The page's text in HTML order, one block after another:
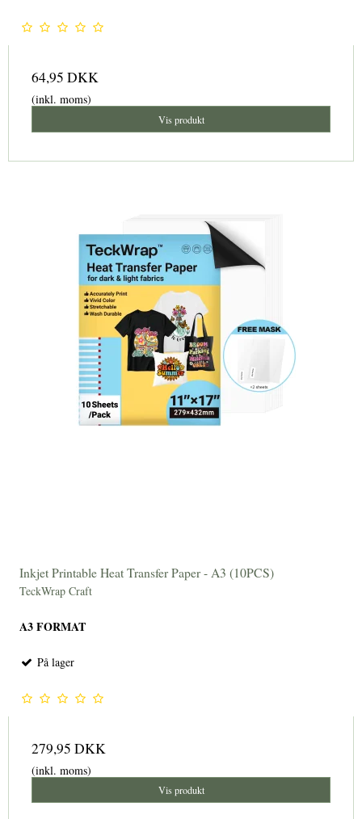
64,95 DKK
(inkl. moms)
Vis produkt
Inkjet Printable Heat Transfer Paper - A3 (10PCS)
TeckWrap Craft
A3 FORMAT
På lager
279,95 DKK
(inkl. moms)
Vis produkt